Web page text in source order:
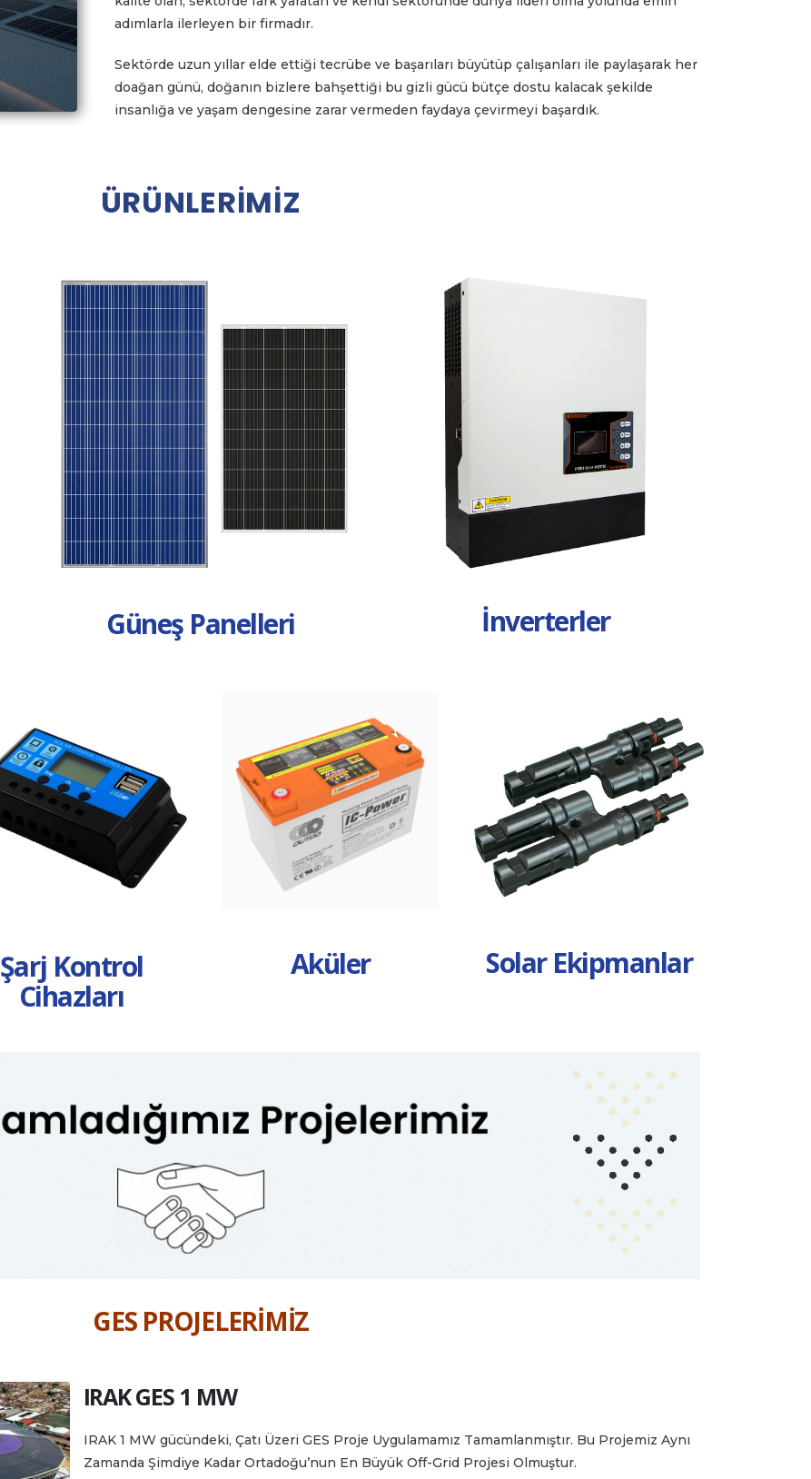
adımlarla ilerleyen bir firmadır.
Sektörde uzun yıllar elde ettiği tecrübe ve başarıları büyütüp çalışanları ile paylaşarak her
doağan günü, doğanın bizlere bahşettiği bu gizli gücü bütçe dostu kalacak şekilde
insanlığa ve yaşam dengesine zarar vermeden faydaya çevirmeyi başardık.
ÜRÜNLERİMİZ
Güneş Panelleri İnverterler
Şarj Kontrol
Cihazları
Aküler Solar Ekipmanlar
GES PROJELERİMİZ
IRAK GES 1 MW
IRAK 1 MW gücündeki, Çatı Üzeri GES Proje Uygulamamız Tamamlanmıştır. Bu Projemiz Aynı
Zamanda Şimdiye Kadar Ortadoğu’nun En Büyük Off-Grid Projesi Olmuştur.